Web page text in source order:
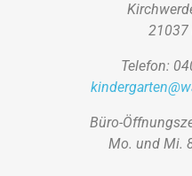
21037
Telefon:
Büro-
Mo. und Mi.